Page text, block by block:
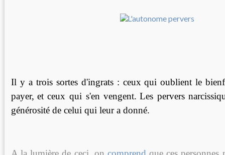
Il y a trois sortes d'ingrats : ceux qui oublient le
payer, et ceux qui s'en vengent. Les pervers
générosité de celui qui leur a donné.